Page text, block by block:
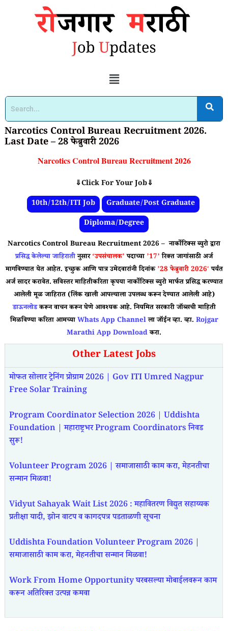
Narcotics Control Bureau Recruitment 2026.
Last Date – 28 फेब्रुवारी 2026
Narcotics Control Bureau Recruitment 2026
⇓Click For Your Job⇓
10th/12th/ITI Job
Graduate/Post Graduate
Diploma/Degree
Narcotics Control Bureau Recruitment 2026 – नार्कोटिक्स ब्युरोद्वारा
प्रसिद्ध केलेल्या जाहिरातीनुसार‘उपसंचालक’पदाच्या’17’रिक्त जागांसाठी अर्ज
मागविण्यात येत आहेत. इच्छुक आणि पात्र उमेदवारांनी दिनांक ’28 फेब्रुवारी 2026′पर्यंत
अर्ज सादर करावेत.सविस्तर माहितीकरिता कृपया नार्कोटिक्स ब्युरो मार्फत प्रसिद्ध करण्यात
आलेली मूळ जाहिरात (लिंक खाली आपल्याला उपलब्ध करून देण्यात आलेली आहे)
डाऊनलोडकरून वाचन करून घेणे आवश्यक आहे. नियमित सरकारी जॉब्सची माहिती
मिळविण्या करिता आमच्याWhats App Channelला जॉईन व्हा. व्हा. Rojgar
Marathi App Downloadकरा.
Other Latest Jobs
मोफत सोलार ट्रेनिंग प्रोग्राम 2026 | Gov ITI Umred Nagpur
Free Solar Training
Program Coordinator Selection 2026 | Uddishta
Foundation | महाराष्ट्रभर Program Coordinators निवड
सुरू!
Volunteer Program 2026 | समाजासाठी काम करा, मेहनतीचा
सन्मान मिळवा!
Vidyut Sahayak Wait List 2026 : महावितरण विद्युत सहाय्यक
प्रतीक्षा यादी, झोन वाटप व कागदपत्र पडताळणी सूचना
Uddishta Foundation Volunteer Program 2026 |
समाजासाठी काम करा, मेहनतीचा सन्मान मिळवा!
Work From Home Opportunity घरबसल्या मोबाईलवरून काम
करून अतिरिक्त उत्पन्न कमवा